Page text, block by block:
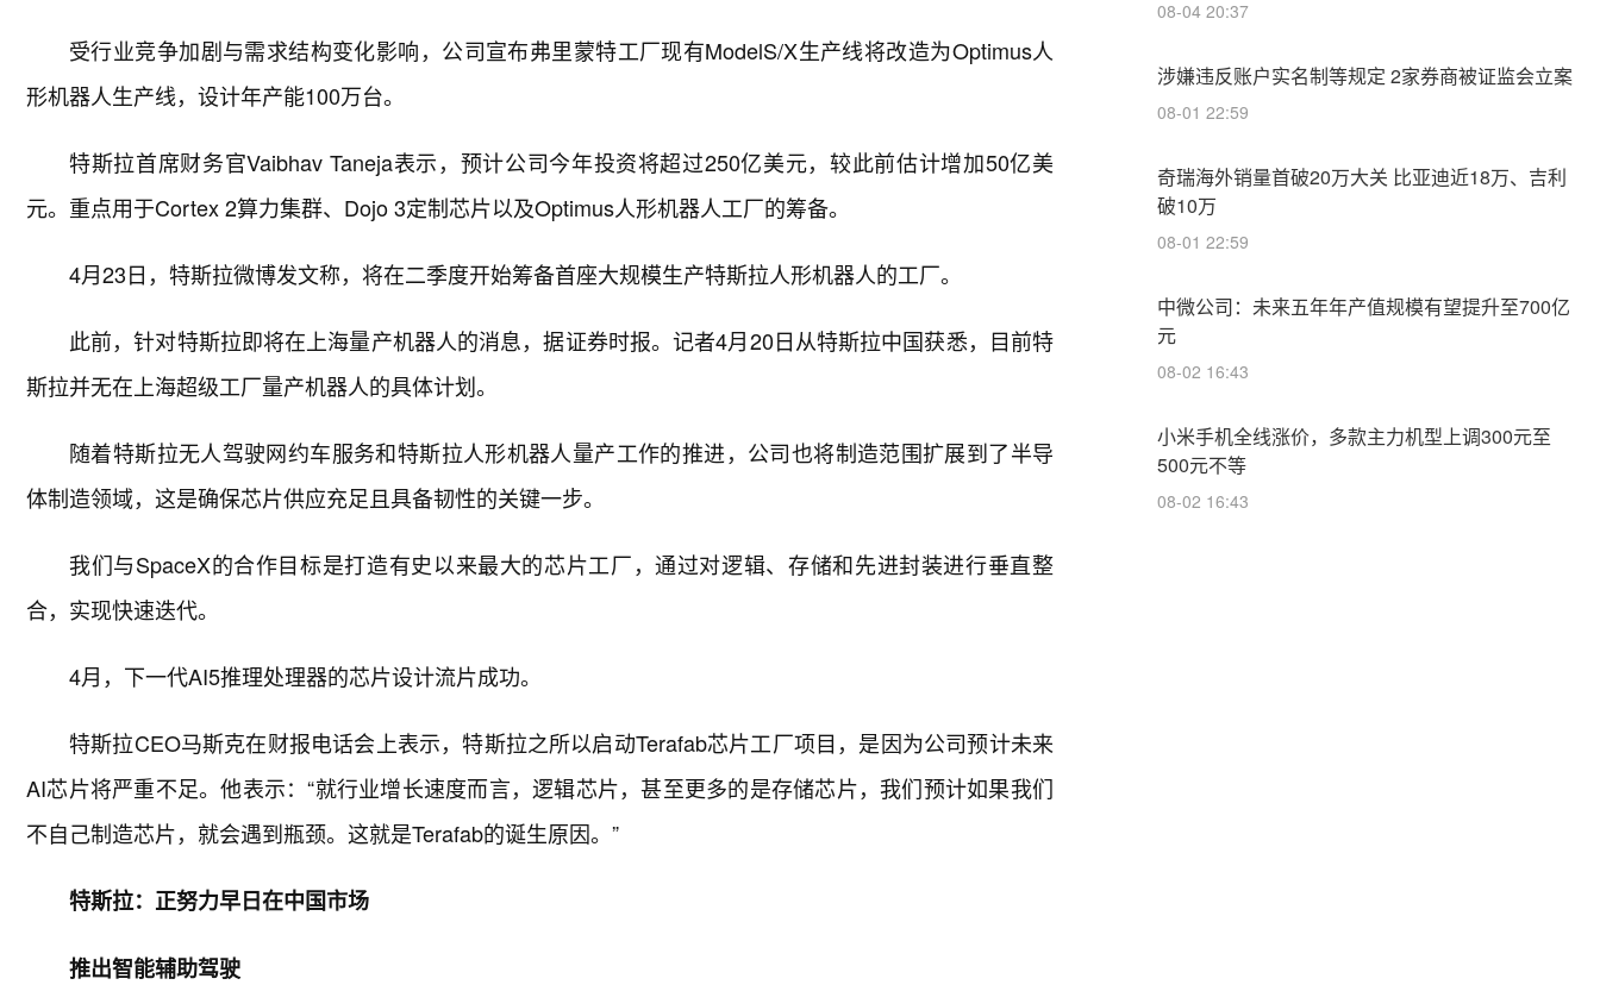
受行业竞争加剧与需求结构变化影响，公司宣布弗里蒙特工厂现有ModelS/X生产线将改造为Optimus人
形机器人生产线，设计年产能100万台。
特斯拉首席财务官Vaibhav Taneja表示，预计公司今年投资将超过250亿美元，较此前估计增加50亿美
元。重点用于Cortex 2算力集群、Dojo 3定制芯片以及Optimus人形机器人工厂的筹备。
4月23日，特斯拉微博发文称，将在二季度开始筹备首座大规模生产特斯拉人形机器人的工厂。
此前，针对特斯拉即将在上海量产机器人的消息，据证券时报。记者4月20日从特斯拉中国获悉，目前特
斯拉并无在上海超级工厂量产机器人的具体计划。
随着特斯拉无人驾驶网约车服务和特斯拉人形机器人量产工作的推进，公司也将制造范围扩展到了半导
体制造领域，这是确保芯片供应充足且具备韧性的关键一步。
我们与SpaceX的合作目标是打造有史以来最大的芯片工厂，通过对逻辑、存储和先进封装进行垂直整
合，实现快速迭代。
4月，下一代AI5推理处理器的芯片设计流片成功。
特斯拉CEO马斯克在财报电话会上表示，特斯拉之所以启动Terafab芯片工厂项目，是因为公司预计未来
AI芯片将严重不足。他表示：“就行业增长速度而言，逻辑芯片，甚至更多的是存储芯片，我们预计如果我们
不自己制造芯片，就会遇到瓶颈。这就是Terafab的诞生原因。”
特斯拉：正努力早日在中国市场
推出智能辅助驾驶
08-04 20:37
涉嫌违反账户实名制等规定 2家券商被证监会立案
08-01 22:59
奇瑞海外销量首破20万大关 比亚迪近18万、吉利
破10万
08-01 22:59
中微公司：未来五年年产值规模有望提升至700亿
元
08-02 16:43
小米手机全线涨价，多款主力机型上调300元至
500元不等
08-02 16:43